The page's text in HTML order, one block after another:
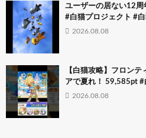
ユーザーの居ない12周
#白猫プロジェクト #
2026.08.08
【白猫攻略】フロン
アで夏れ！ 59,585pt #
2026.08.08